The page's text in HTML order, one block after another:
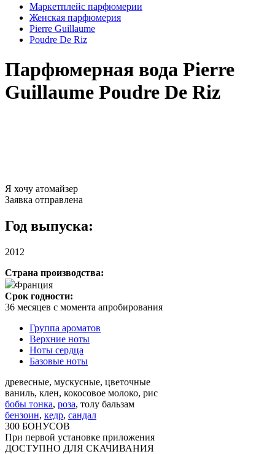
Маркетплейс парфюмерии
Женская парфюмерия
Pierre Guillaume
Poudre De Riz
Парфюмерная вода Pierre
Guillaume Poudre De Riz
Я хочу атомайзер
Заявка отправлена
Год выпуска:
2012
Страна производства:
Франция
Срок годности:
36 месяцев с момента апробирования
Группа ароматов
Верхние ноты
Ноты сердца
Базовые ноты
древесные, мускусные, цветочные
ваниль, клен, кокосовое молоко, рис
бобы тонка, роза, толу бальзам
бензоин, кедр, сандал
300 БОНУСОВ
При первой установке приложения
ДОСТУПНО ДЛЯ СКАЧИВАНИЯ